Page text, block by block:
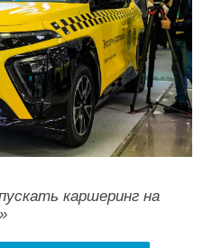
каршеринг на